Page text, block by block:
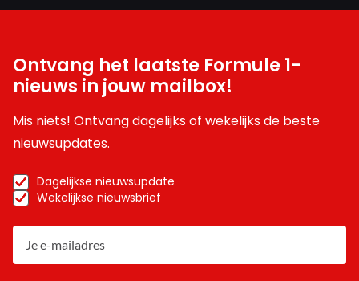
Ontvang het laatste Formule 1-
nieuws in jouw mailbox!
Mis niets! Ontvang dagelijks of wekelijks de beste
nieuwsupdates.
Dagelijkse nieuwsupdate
Wekelijkse nieuwsbrief